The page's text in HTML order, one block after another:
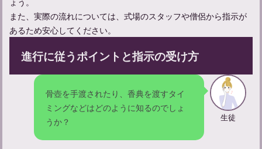
【忌中神社参拝してしまった】忌中のルールについて紹介
また、実際の流れについては、式場のスタッフや僧侶から指示が
あるため安心してください。
進行に従うポイントと指示の受け方
骨壺を手渡されたり、香典を渡すタイ
ミングなどはどのように知るのでしょ
うか？
生徒